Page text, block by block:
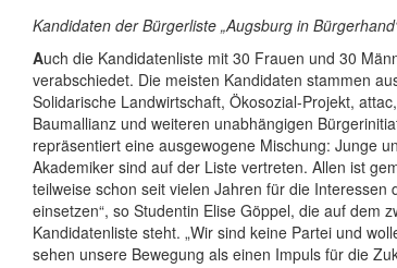
Kandidaten der Bürgerliste „Augsburg in
Auch die Kandidatenliste mit 30 Frauen und 30
verabschiedet. Die meisten Kandidaten stammen
Solidarische Landwirtschaft, Ökosozial-Projekt,
Baumallianz und weiteren unabhängigen
repräsentiert eine ausgewogene Mischung: Junge
Akademiker sind auf der Liste vertreten. Allen ist
teilweise schon seit vielen Jahren für die Interessen
einsetzen“, so Studentin Elise Göppel, die auf dem
Kandidatenliste steht. „Wir sind keine Partei und
sehen unsere Bewegung als einen Impuls für die